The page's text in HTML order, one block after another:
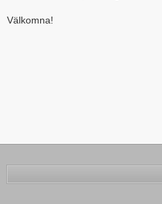
Välkomna!